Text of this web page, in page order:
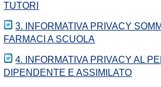
TUTORI
3. INFORMATIVA PRIVACY
FARMACI A SCUOLA
4. INFORMATIVA PRIVACY AL
DIPENDENTE E ASSIMILATO